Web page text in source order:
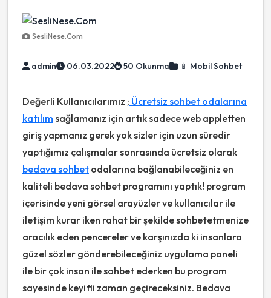
SesliNese.Com
admin 06.03.2022 50 Okunma 📱 Mobil Sohbet
Değerli Kullanıcılarımız ; Ücretsiz sohbet odalarına
katılım sağlamanız için artık sadece web appletten
giriş yapmanız gerek yok sizler için uzun süredir
yaptığımız çalışmalar sonrasında ücretsiz olarak
bedava sohbet odalarına bağlanabileceğiniz en
kaliteli bedava sohbet programını yaptık! program
içerisinde yeni görsel arayüzler ve kullanıcılar ile
iletişim kurar iken rahat bir şekilde sohbetetmenize
aracılık eden pencereler ve karşınızda ki insanlara
güzel sözler gönderebileceğiniz uygulama paneli
ile bir çok insan ile sohbet ederken bu program
sayesinde keyifli zaman geçireceksiniz. Bedava